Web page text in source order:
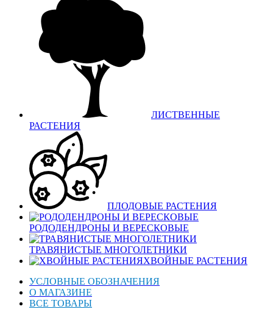
ЛИСТВЕННЫЕ
РАСТЕНИЯ
ПЛОДОВЫЕ РАСТЕНИЯ
РОДОДЕНДРОНЫ И ВЕРЕСКОВЫЕ
ТРАВЯНИСТЫЕ МНОГОЛЕТНИКИ
ХВОЙНЫЕ РАСТЕНИЯ
УСЛОВНЫЕ ОБОЗНАЧЕНИЯ
О МАГАЗИНЕ
ВСЕ ТОВАРЫ